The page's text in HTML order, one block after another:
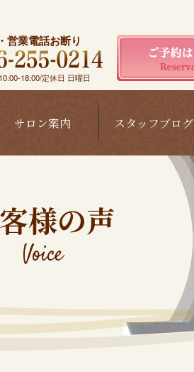
営業電話お断り
18:00/定休日 日曜日
サロン案内 スタッフブログ
様の声
Voice